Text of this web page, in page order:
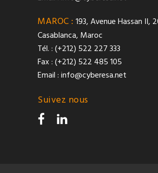
MAROC : 193, Avenue Hassan II,
Casablanca, Maroc
Tél. : (+212) 522 227 333
Fax : (+212) 522 485 105
Email :info@cyberesa.net
Suivez nous